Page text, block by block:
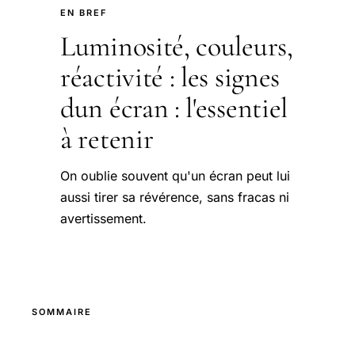
EN BREF
Luminosité, couleurs,
réactivité : les signes
dun écran : l'essentiel
à retenir
On oublie souvent qu'un écran peut lui
aussi tirer sa révérence, sans fracas ni
avertissement.
SOMMAIRE